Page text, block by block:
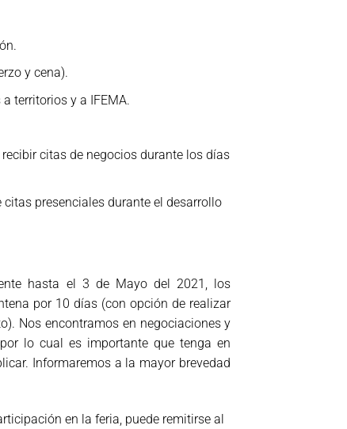
y cena).
territorios y a IFEMA.
citas de negocios durante los días
citas presenciales durante el desarrollo
hasta el 3 de Mayo del 2021, los
por 10 días (con opción de realizar
Nos encontramos en negociaciones y
lo cual es importante que tenga en
Informaremos a la mayor brevedad
en la feria, puede remitirse al